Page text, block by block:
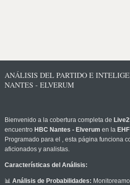
ANÁLISIS DEL PARTIDO E
NANTES - ELVERUM
Bienvenido a la cobertura completa de
encuentro HBC Nantes - Elverum en la
Programado para el , esta página funciona
aficionados y analistas.
Características del Análisis:
📊 Análisis de Probabilidades: